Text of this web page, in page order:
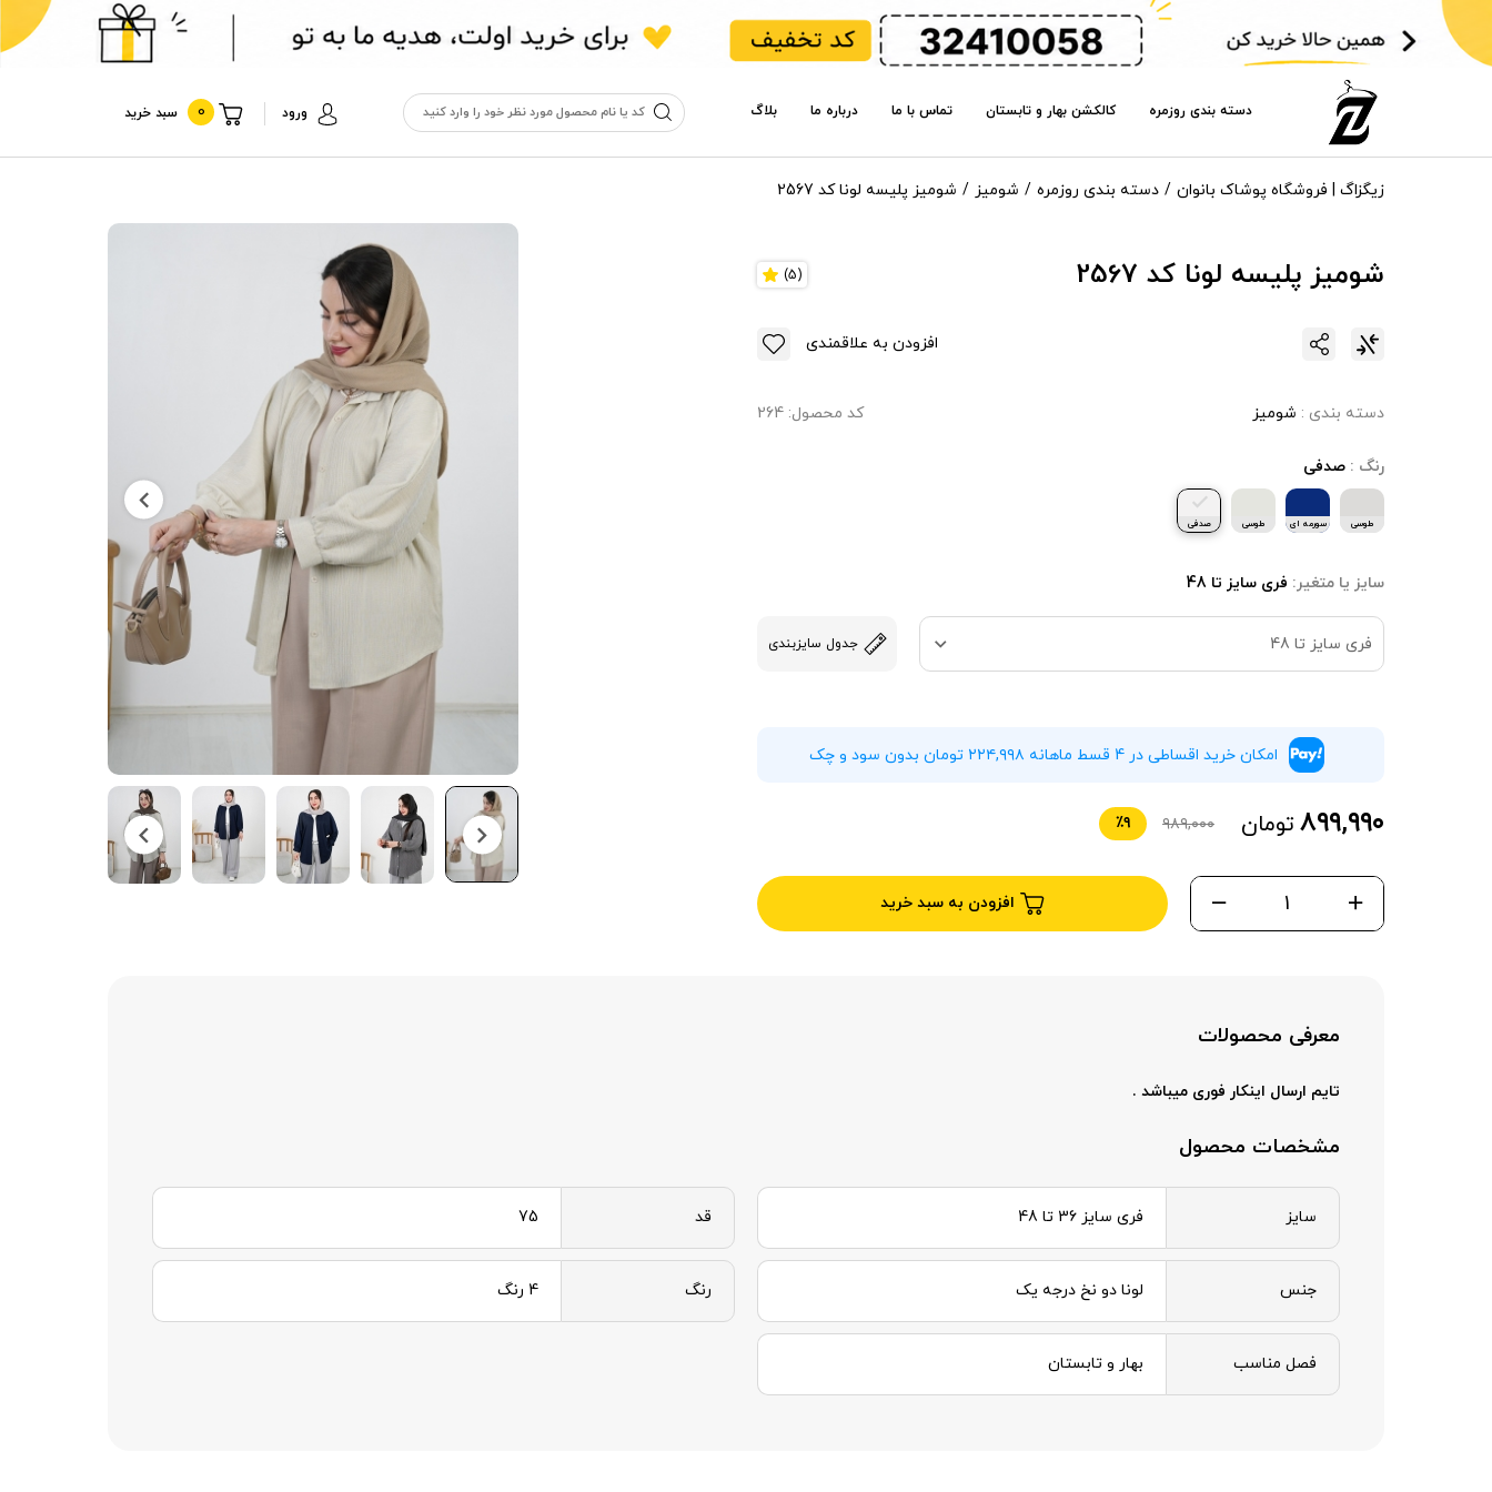
دسته بندی روزمره کالکشن بهار و تابستان تماس با ما درباره ما بلاگ ورود 0 سبد خرید
زیگزاگ | فروشگاه پوشاک بانوان دسته بندی روزمره شومیز شومیز پلیسه لونا کد 2567
شومیز پلیسه لونا کد 2567 (5)
افزودن به علاقمندی
دسته بندی : شومیز کد محصول: 264
رنگ : صدفی
طوسی سورمه ای
طوسی
صدفی
سایز یا متغیر: فری سایز تا 48
فری سایز تا 48 جدول سایزبندی
امکان خرید اقساطی در 4 قسط ماهانه ۲۲۴,۹۹۸ تومان بدون سود و چک
۸۹۹,۹۹۰تومان ۹۸۹,۰۰۰ ٪۹
افزودن به سبد خرید
معرفی محصولات
تایم ارسال اینکار فوری میباشد .
مشخصات محصول
سایز فری سایز 36 تا 48 قد 75
جنس لونا دو نخ درجه یک رنگ 4 رنگ
فصل مناسب بهار و تابستان